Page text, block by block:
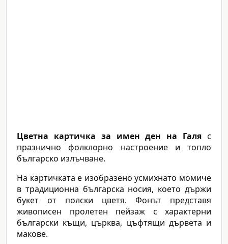
Цветна картичка за имен ден на Галя с
празнично фолклорно настроение и топло
българско излъчване.
На картичката е изобразено усмихнато момиче
в традиционна българска носия, което държи
букет от полски цветя. Фонът представя
живописен пролетен пейзаж с характерни
български къщи, църква, цъфтящи дървета и
макове.